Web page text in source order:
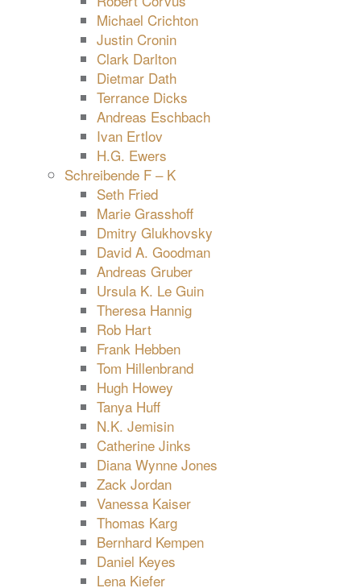
Michael Crichton
Justin Cronin
Clark Darlton
Dietmar Dath
Terrance Dicks
Andreas Eschbach
Ivan Ertlov
H.G. Ewers
Schreibende F – K
Seth Fried
Marie Grasshoff
Dmitry Glukhovsky
David A. Goodman
Andreas Gruber
Ursula K. Le Guin
Theresa Hannig
Rob Hart
Frank Hebben
Tom Hillenbrand
Hugh Howey
Tanya Huff
N.K. Jemisin
Catherine Jinks
Diana Wynne Jones
Zack Jordan
Vanessa Kaiser
Thomas Karg
Bernhard Kempen
Daniel Keyes
Lena Kiefer